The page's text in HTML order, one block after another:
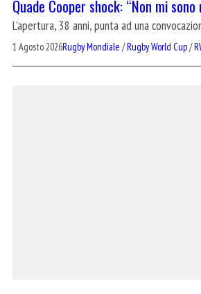
Quade Cooper shock: “Non mi
L'apertura, 38 anni, punta ad una
1 Agosto 2026Rugby Mondiale /Rugby World Cup/